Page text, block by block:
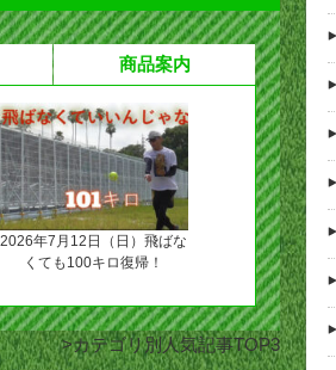
商品案内
2026年7月12日（日）飛ばな
くても100キロ復帰！
カテゴリ別人気記事TOP3